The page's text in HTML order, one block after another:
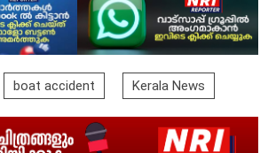
boat accident Kerala News